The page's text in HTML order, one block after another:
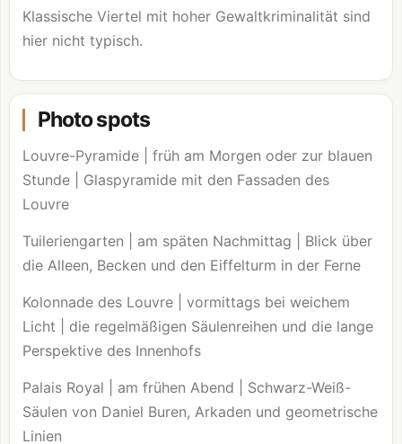
Klassische Viertel mit hoher Gewaltkriminalität sind
hier nicht typisch.
Photo spots
Louvre-Pyramide | früh am Morgen oder zur blauen
Stunde | Glaspyramide mit den Fassaden des
Louvre
Tuileriengarten | am späten Nachmittag | Blick über
die Alleen, Becken und den Eiffelturm in der Ferne
Kolonnade des Louvre | vormittags bei weichem
Licht | die regelmäßigen Säulenreihen und die lange
Perspektive des Innenhofs
Palais Royal | am frühen Abend | Schwarz-Weiß-
Säulen von Daniel Buren, Arkaden und geometrische
Linien